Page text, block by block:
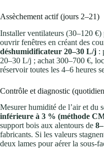
Assèchement actif (jours 2–21)
Installer ventilateurs (30–120 €)
ouvrir fenêtres en créant des
déshumidificateur 20–30 L/j :
20–30 L/j ; achat 300–700 €,
réservoir toutes les 4–6 heures
Contrôle et diagnostic
Mesurer humidité de l’air et du
inférieure à 3 % (méthode
support bois aux alentours de
fabricants. Si les valeurs
deux lames pour aérer la sous-